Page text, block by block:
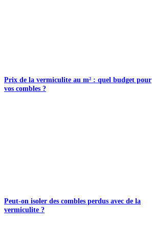
Prix de la vermiculite au m² : quel budget pour
vos combles ?
Peut-on isoler des combles perdus avec de la
vermiculite ?